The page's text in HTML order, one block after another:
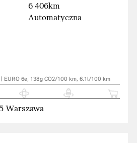
6 406km
Automatyczna
| EURO 6e, 138g CO2/100 km, 6.1l/100 km
Warszawa